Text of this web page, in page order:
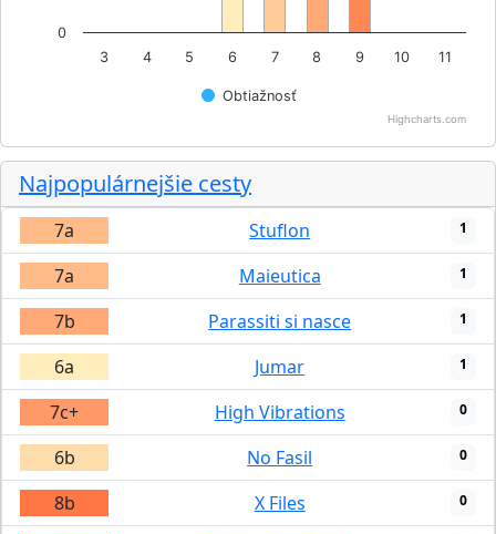
Obtiažnosť
3 4 5 6 7 8 9 10 11
0
Highcharts.com
Najpopulárnejšie cesty
7a Stuflon 1
7a Maieutica 1
7b Parassiti si nasce 1
6a Jumar 1
7c+ High Vibrations 0
6b No Fasil 0
8b X Files 0